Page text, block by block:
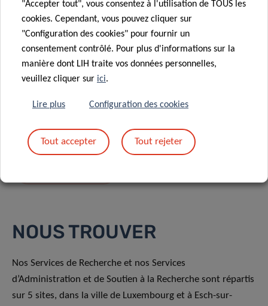
En envoyant votre message, vous acceptez
NOUS TROUVER
Nos Services de Recherche et nos Services
d’Administration et de Soutien à la Recherche sont répartis
sur 5 sites, dans la ville de Luxembourg et à Esch-sur-
"Accepter tout", vous consentez à l'utilisation de TOUS les
cookies. Cependant, vous pouvez cliquer sur
"Configuration des cookies" pour fournir un
consentement contrôlé. Pour plus d'informations sur la
manière dont LIH traite vos données personnelles,
veuillez cliquer sur ici.
Lire plus Configuration des cookies
Tout accepter Tout rejeter